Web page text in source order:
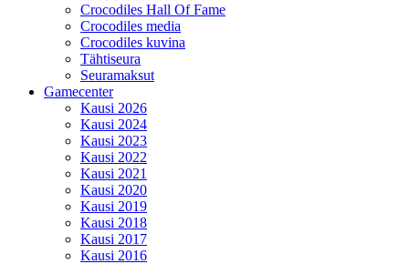
Crocodiles Hall Of Fame
Crocodiles media
Crocodiles kuvina
Tähtiseura
Seuramaksut
Gamecenter
Kausi 2026
Kausi 2024
Kausi 2023
Kausi 2022
Kausi 2021
Kausi 2020
Kausi 2019
Kausi 2018
Kausi 2017
Kausi 2016